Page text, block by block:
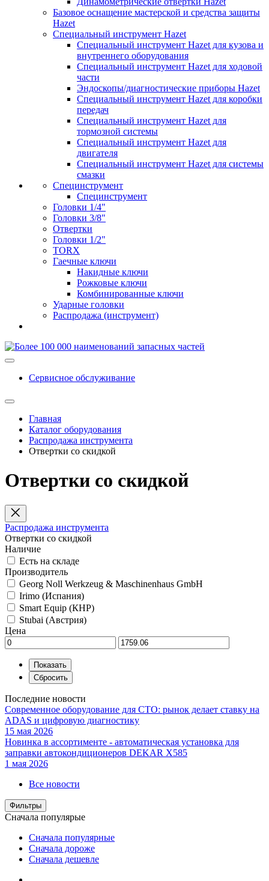
Базовое оснащение мастерской и средства защиты
Hazet
Специальный инструмент Hazet
Специальный инструмент Hazet для кузова и
внутреннего оборудования
Специальный инструмент Hazet для ходовой
части
Эндоскопы/диагностические приборы Hazet
Специальный инструмент Hazet для коробки
передач
Специальный инструмент Hazet для
тормозной системы
Специальный инструмент Hazet для
двигателя
Специальный инструмент Hazet для системы
смазки
Специнструмент
Специнструмент
Головки 1/4"
Головки 3/8"
Отвертки
Головки 1/2"
TORX
Гаечные ключи
Накидные ключи
Рожковые ключи
Комбинированные ключи
Ударные головки
Распродажа (инструмент)
Сервисное обслуживание
Главная
Каталог оборудования
Распродажа инструмента
Отвертки со скидкой
Отвертки со скидкой
Распродажа инструмента
Отвертки со скидкой
Наличие
Есть на складе
Производитель
Georg Noll Werkzeug & Maschinenhaus GmbH
Irimo (Испания)
Smart Equip (КНР)
Stubai (Австрия)
Цена
Последние новости
Современное оборудование для СТО: рынок делает ставку на
ADAS и цифровую диагностику
15 мая 2026
Новинка в ассортименте - автоматическая установка для
заправки автокондиционеров DEKAR X585
1 мая 2026
Все новости
Фильтры
Сначала популярые
Сначала популярные
Сначала дороже
Сначала дешевле